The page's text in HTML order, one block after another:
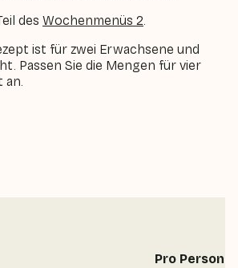
des Wochenmenüs 2.
ist für zwei Erwachsene und
Passen Sie die Mengen für vier
an.
Pro Person